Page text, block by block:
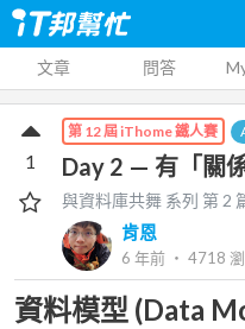
文章 問答
第 12 屆 iThome 鐵人賽
Day 2 — 有「關
與資料庫共舞 系列 第2
肯恩
6 年前 ‧ 4718
1
資料模型 (Data